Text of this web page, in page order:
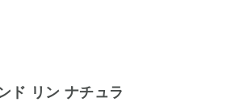
ド リン ナチュラ